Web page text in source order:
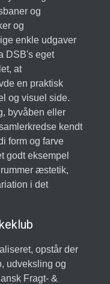
og
og
enkle udgaver
DSB's eget
at
en praktisk
og visuel side.
byvåben eller
kendt
form og farve
godt eksempel
æstetik,
i det
opstår der
udveksling og
Fragt- &